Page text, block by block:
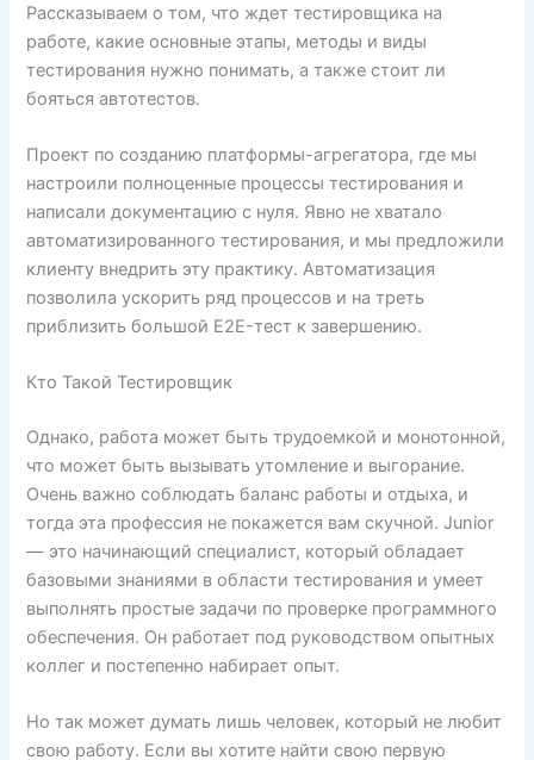
Рассказываем о том, что ждет тестировщика на
работе, какие основные этапы, методы и виды
тестирования нужно понимать, а также стоит ли
бояться автотестов.
Проект по созданию платформы-агрегатора, где мы
настроили полноценные процессы тестирования и
написали документацию с нуля. Явно не хватало
автоматизированного тестирования, и мы предложили
клиенту внедрить эту практику. Автоматизация
позволила ускорить ряд процессов и на треть
приблизить большой E2E-тест к завершению.
Кто Такой Тестировщик
Однако, работа может быть трудоемкой и монотонной,
что может быть вызывать утомление и выгорание.
Очень важно соблюдать баланс работы и отдыха, и
тогда эта профессия не покажется вам скучной. Junior
— это начинающий специалист, который обладает
базовыми знаниями в области тестирования и умеет
выполнять простые задачи по проверке программного
обеспечения. Он работает под руководством опытных
коллег и постепенно набирает опыт.
Но так может думать лишь человек, который не любит
свою работу. Если вы хотите найти свою первую